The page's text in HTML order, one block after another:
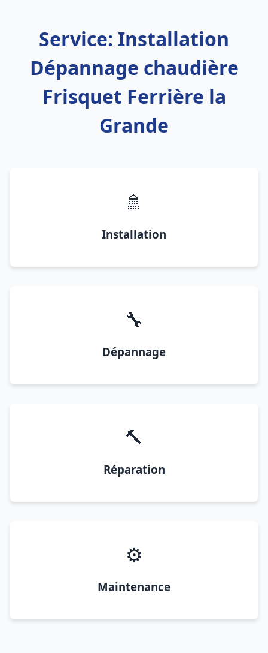
Service: Installation
Dépannage chaudière
Frisquet Ferrière la
Grande
🚿
Installation
🔧
Dépannage
🔨
Réparation
⚙️
Maintenance